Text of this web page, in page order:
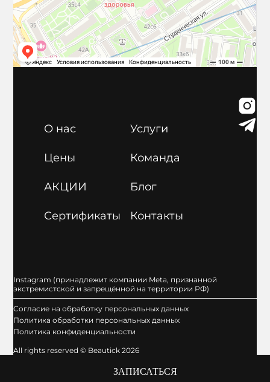
О нас Услуги
Цены Команда
АКЦИИ Блог
Сертификаты Контакты
Instagram (принадлежит компании Meta, признанной
экстремистской и запрещённой на территории РФ)
Cогласие на обработку персональных данных
Политика обработки персональных данных
Политика конфиденциальности
All rights reserved © Beautick 2026
ЗАПИСАТЬСЯ